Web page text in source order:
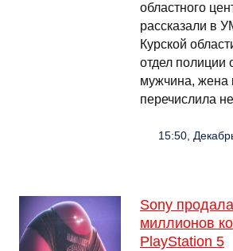
областного
рассказали в
Курской
отдел полиции
мужчина, жена
перечислила
15:50,
Sony
миллионов
PlayStation 5